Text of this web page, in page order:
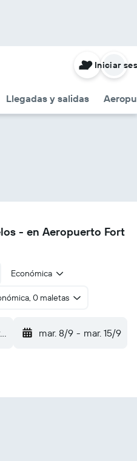
Llegadas y salidas
Iniciar
- en Aeropuerto Fort
Económica
0 maletas
Fort Frances (YAG) mar. 8/9 - mar. 15/9